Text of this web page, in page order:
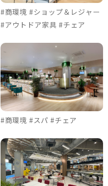
#商環境 #ショップ＆レジャー
#アウトドア家具 #チェア
#商環境 #スパ #チェア